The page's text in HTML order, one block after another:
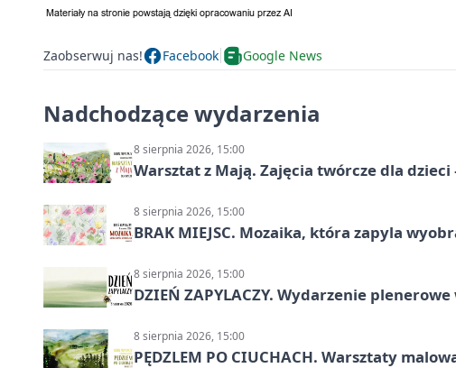
Zaobserwuj nas! Facebook Google News
Nadchodzące wydarzenia
8 sierpnia 2026, 15:00
Warsztat z Mają. Zajęcia twórcze dla
8 sierpnia 2026, 15:00
BRAK MIEJSC. Mozaika, która zapyla
8 sierpnia 2026, 15:00
DZIEŃ ZAPYLACZY. Wydarzenie
8 sierpnia 2026, 15:00
PĘDZLEM PO CIUCHACH. Warsztaty